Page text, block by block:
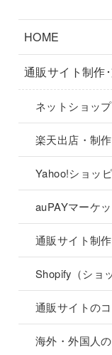
HOME
通販サイト制作
ネットショッ
楽天出店・制作
Yahoo!ショッ
auPAYマーケ
通販サイト制
Shopify（ショ
通販サイトの
海外・外国人